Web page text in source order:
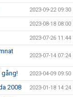
2023-09-22 09:30
2023-08-18 08:00
2023-07-26 11:44
2023-07-14 07:24
gång! 2023-04-09 09:50
2008 2023-01-18 14:24